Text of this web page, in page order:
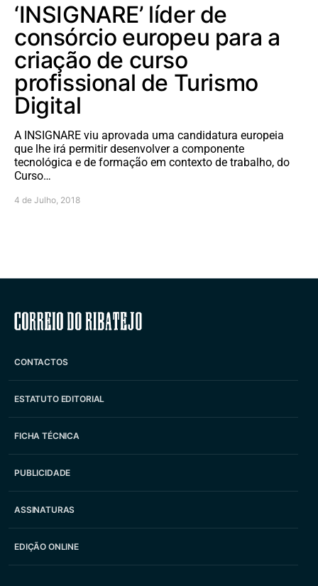
‘INSIGNARE’ líder de
consórcio europeu para a
criação de curso
profissional de Turismo
Digital
A INSIGNARE viu aprovada uma candidatura europeia
que lhe irá permitir desenvolver a componente
tecnológica e de formação em contexto de trabalho, do
Curso…
4 de Julho, 2018
Correio do Ribatejo
CONTACTOS
ESTATUTO EDITORIAL
FICHA TÉCNICA
PUBLICIDADE
ASSINATURAS
EDIÇÃO ONLINE